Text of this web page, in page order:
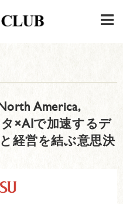
America,
×AIで加速するデ
経営を結ぶ意思決
連絡先・駐車場
はこちら
›